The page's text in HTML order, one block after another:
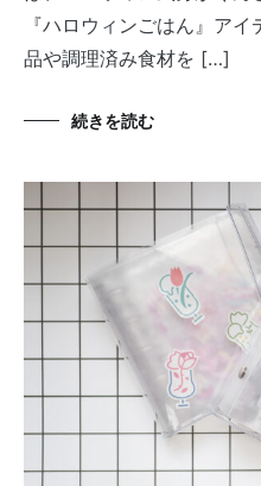
『ハロウィンごはん』ア
品や調理済み食材を […]
続きを読む